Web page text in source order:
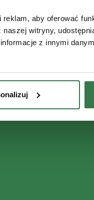
aby oferować
witryny,
z innymi